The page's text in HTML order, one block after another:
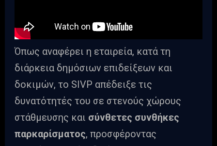
Όπως αναφέρει η εταιρεία, κατά τη
διάρκεια δημόσιων επιδείξεων και
δοκιμών, το SIVP απέδειξε τις
δυνατότητές του σε στενούς χώρους
στάθμευσης και σύνθετες συνθήκες
παρκαρίσματος, προσφέροντας